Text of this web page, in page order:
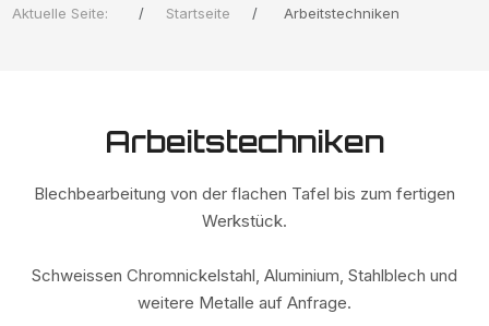
Aktuelle Seite: Startseite Arbeitstechniken
Arbeitstechniken
Blechbearbeitung von der flachen Tafel bis zum fertigen
Werkstück.
Schweissen Chromnickelstahl, Aluminium, Stahlblech und
weitere Metalle auf Anfrage.